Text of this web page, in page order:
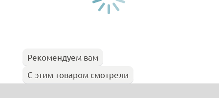
Рекомендуем вам
С этим товаром смотрели